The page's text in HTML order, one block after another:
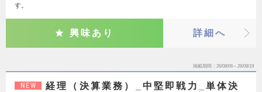
す。
興味あり 詳細へ
掲載期間 26/08/06～26/08/19
NEW
経理（決算業務）_中堅即戦力_単体決